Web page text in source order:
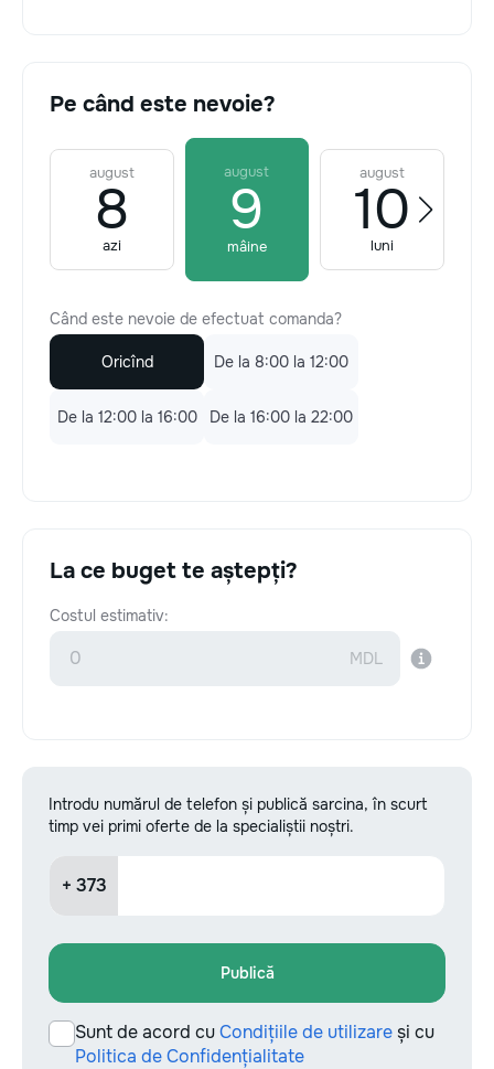
Pe când este nevoie?
august
8
azi
august
9
mâine
august
10
luni
Când este nevoie de efectuat comanda?
Oricînd De la 8:00 la 12:00
De la 12:00 la 16:00 De la 16:00 la 22:00
La ce buget te aștepți?
Costul estimativ:
Introdu numărul de telefon și publică sarcina, în scurt
timp vei primi oferte de la specialiștii noștri.
+ 373
Publică
Sunt de acord cuCondițiile de utilizareși cu
Politica de Confidențialitate